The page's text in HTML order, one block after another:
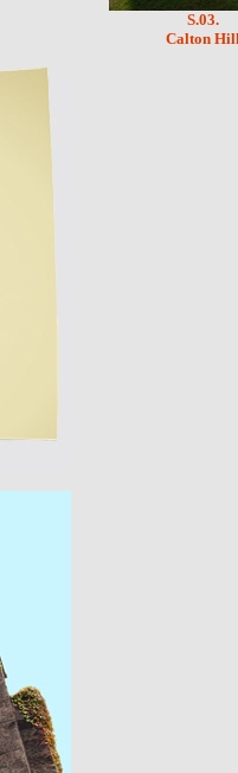
S.03.
Calton